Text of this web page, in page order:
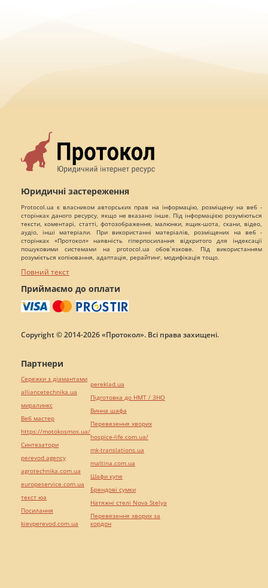
Юридичні застереження
Protocol.ua є власником авторських прав на інформацію, розміщену на веб -
сторінках даного ресурсу, якщо не вказано інше. Під інформацією розуміються
тексти, коментарі, статті, фотозображення, малюнки, ящик-шота, скани, відео,
аудіо, інші матеріали. При використанні матеріалів, розміщених на веб -
сторінках «Протокол» наявність гіперпосилання відкритого для індексації
пошуковими системами на protocol.ua обов`язкове. Під використанням
розуміється копіювання, адаптація, рерайтинг, модифікація тощо.
Повний текст
Приймаємо до оплати
Copyright © 2014-2026 «Протокол». Всі права захищені.
Партнери
Сережки з діамантами
alliancetechnika.ua
миралинкс
Веб мастер
https://motokosmos.ua/
Синтезатори
perevod.agency
agrotechnika.com.ua
europeservice.com.ua
текст юа
Посилання
kievperevod.com.ua
pereklad.ua
Підготовка до НМТ / ЗНО
Винна шафа
Перевезення хворих
hospice-life.com.ua/
mk-translations.ua
maltina.com.ua
Шафи купе
Брендові сумки
Натяжні стелі Nova Stelya
Перевезення хворих за
кордон